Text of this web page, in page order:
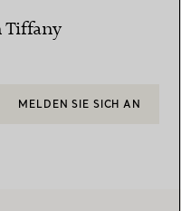
Tiffany
MELDEN SIE SICH AN